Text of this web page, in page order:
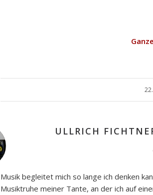
ULLRICH
Musik begleitet mich so lange ich denken
Musiktruhe meiner Tante, an der ich auf